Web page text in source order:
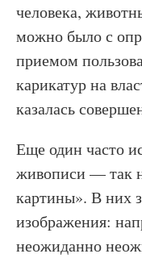
человека,
можно было с
приемом
карикатур на
казалась
Еще один часто
живописи — так
картины». В них
изображения:
неожиданно